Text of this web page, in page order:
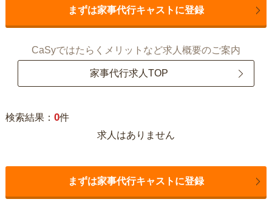
まずは家事代行キャストに登録
CaSyではたらくメリットなど求人概要のご案内
家事代行求人TOP
検索結果： 0件
求人はありません
まずは家事代行キャストに登録